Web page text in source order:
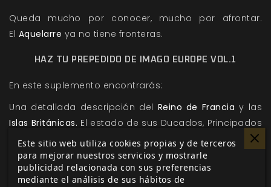
Queda mucho por conocer, mucho por afrontar.
El Aquelarre ya no tiene fronteras.
HAZ TU PREPEDIDO DE IMAGO EUROPE VOL.1
En este suplemento encontrarás:
Una detallada descripción del Reino de Francia y las
Islas Británicas. El estado de sus Ducados, Principados
y Dominios, su situación política y social, sus
personajes históricos relevantes y sus criaturas
irracionales.
Este sitio web utiliza cookies propias y de terceros
para mejorar nuestros servicios y mostrarle
publicidad relacionada con sus preferencias
mediante el análisis de sus hábitos de